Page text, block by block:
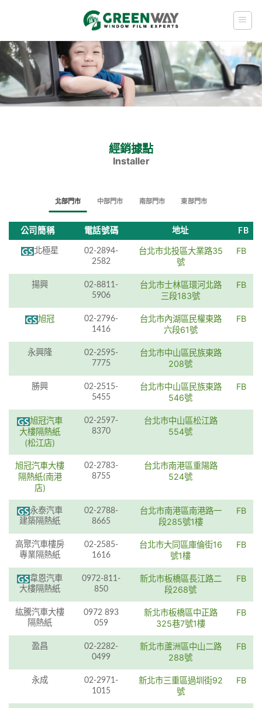
經銷據點
Installer
北部門市 中部門市 南部門市 東部門市
公司簡稱 電話號碼 地址 FB
北極星
02-2894-
2582
台北市北投區大業路35
號
FB
揚興
02-8811-
5906
台北市士林區環河北路
三段183號
FB
旭冠
02-2796-
1416
台北市內湖區民權東路
六段61號
FB
永興隆
02-2595-
7775
台北市中山區民族東路
208號
勝興
02-2515-
5455
台北市中山區民族東路
546號
FB
旭冠汽車
大樓隔熱紙
(松江店)
02-2597-
8370
台北市中山區松江路
554號
旭冠汽車大樓
隔熱紙(南港
店)
02-2783-
8755
台北市南港區重陽路
524號
永泰汽車
建築隔熱紙
02-2788-
8665
台北市南港區南港路一
段285號1樓
FB
高聚汽車樓房
專業隔熱紙
02-2585-
1616
台北市大同區庫倫街16
號1樓
FB
韋恩汽車
大樓隔熱紙
0972-811-
850
新北市板橋區長江路二
段268號
FB
紘騰汽車大樓
隔熱紙
0972 893
059
新北市板橋區中正路
325巷7號1樓
FB
盈昌
02-2282-
0499
新北市蘆洲區中山二路
288號
FB
永成
02-2971-
1015
新北市三重區過圳街92
號
FB